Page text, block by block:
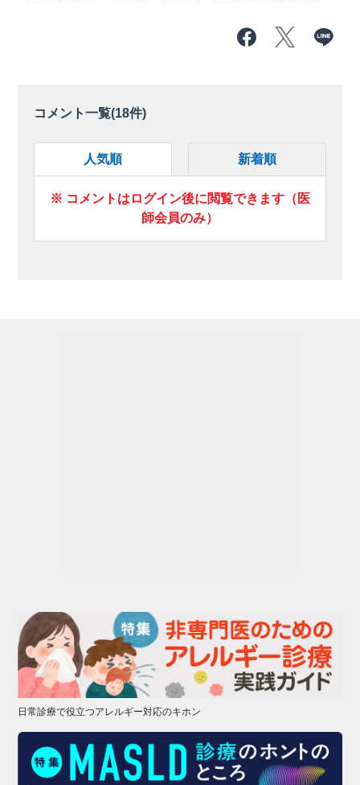
コメント一覧(18件)
人気順 新着順
※ コメントはログイン後に閲覧できます（医
師会員のみ）
日常診療で役立つアレルギー対応のキホン